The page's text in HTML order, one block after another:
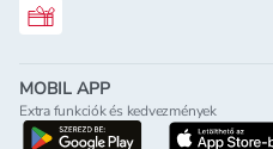
Rossmann ajándékkártya
MOBIL APP
Extra funkciók és kedvezmények
letöltés a